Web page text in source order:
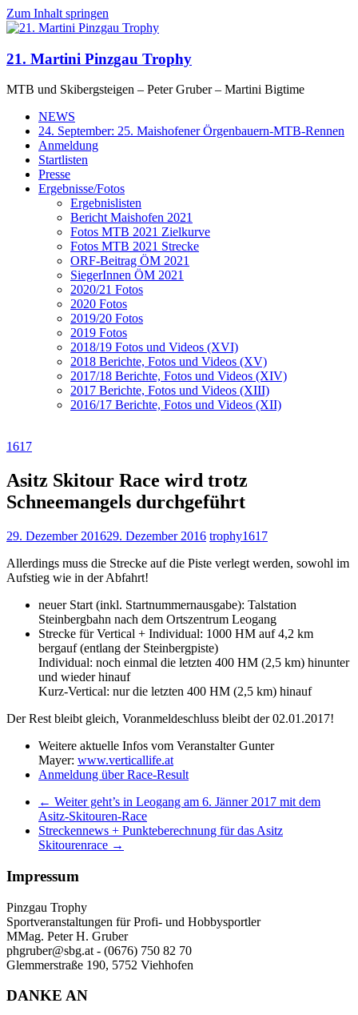
Zum Inhalt springen
21. Martini Pinzgau Trophy
MTB und Skibergsteigen – Peter Gruber – Martini Bigtime
NEWS
24. September: 25. Maishofener Örgenbauern-MTB-Rennen
Anmeldung
Startlisten
Presse
Ergebnisse/Fotos
Ergebnislisten
Bericht Maishofen 2021
Fotos MTB 2021 Zielkurve
Fotos MTB 2021 Strecke
ORF-Beitrag ÖM 2021
SiegerInnen ÖM 2021
2020/21 Fotos
2020 Fotos
2019/20 Fotos
2019 Fotos
2018/19 Fotos und Videos (XVI)
2018 Berichte, Fotos und Videos (XV)
2017/18 Berichte, Fotos und Videos (XIV)
2017 Berichte, Fotos und Videos (XIII)
2016/17 Berichte, Fotos und Videos (XII)
1617
Asitz Skitour Race wird trotz
Schneemangels durchgeführt
29. Dezember 201629. Dezember 2016 trophy1617
Allerdings muss die Strecke auf die Piste verlegt werden, sowohl im
Aufstieg wie in der Abfahrt!
neuer Start (inkl. Startnummernausgabe): Talstation
Steinbergbahn nach dem Ortszentrum Leogang
Strecke für Vertical + Individual: 1000 HM auf 4,2 km
bergauf (entlang der Steinbergpiste)
Individual: noch einmal die letzten 400 HM (2,5 km) hinunter
und wieder hinauf
Kurz-Vertical: nur die letzten 400 HM (2,5 km) hinauf
Der Rest bleibt gleich, Voranmeldeschluss bleibt der 02.01.2017!
Weitere aktuelle Infos vom Veranstalter Gunter
Mayer: www.verticallife.at
Anmeldung über Race-Result
← Weiter geht’s in Leogang am 6. Jänner 2017 mit dem
Asitz-Skitouren-Race
Streckennews + Punkteberechnung für das Asitz
Skitourenrace →
Impressum
Pinzgau Trophy
Sportveranstaltungen für Profi- und Hobbysportler
MMag. Peter H. Gruber
phgruber@sbg.at - (0676) 750 82 70
Glemmerstraße 190, 5752 Viehhofen
DANKE AN